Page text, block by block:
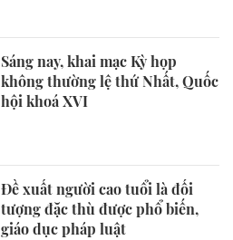
Sáng nay, khai mạc Kỳ họp
không thường lệ thứ Nhất, Quốc
hội khoá XVI
Đề xuất người cao tuổi là đối
tượng đặc thù được phổ biến,
giáo dục pháp luật